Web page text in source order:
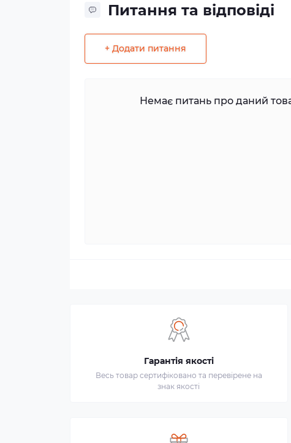
Питання та відповіді
+ Додати питання
Немає питань про даний
Гарантія якості
Весь товар сертифіковано та перевірене на
знак якості